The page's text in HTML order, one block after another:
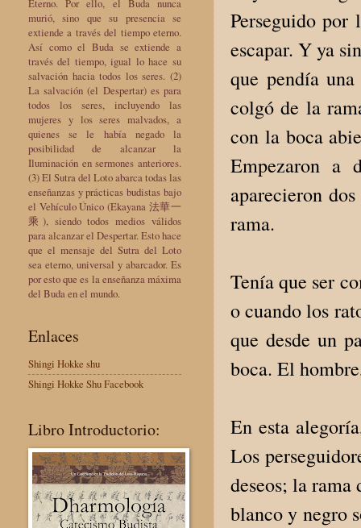
Perseguido por
escapar. Y ya
que pendía
colgó de la
con la boca
Empezaron a
aparecieron
rama.
Tenía que ser
o cuando los
que desde un
boca. El
En esta
Los
deseos; la
blanco y negro
Eterno. Por ello, el Buda nunca
murió, sino que su presencia se
extiende a través del tiempo eterno.
Así como el Buda se extiende a
través del tiempo, igual lo hace su
salvación hacia todos los seres. (2)
La salvación (el Despertar) es para
todos los seres, incluyendo las
mujeres y los seres malvados, a
quienes se le había negado la
posibilidad de alcanzar la
Iluminación en sermones anteriores.
(3) El Sutra del Loto abarca todas las
enseñanzas y prácticas budistas bajo
el Vehículo Único (Ekayana 法華一
乘), siendo todos medios válidos
para alcanzar el Despertar. Esto hace
que el mensaje del Sutra del Loto
sea eterno, universal y abarcador. Es
por esto que es la enseñanza máxima
del Buda en el mundo.
Enlaces
Shingi Hokke shu
Shingi Hokke Shu Facebook
Libro Introductorio: